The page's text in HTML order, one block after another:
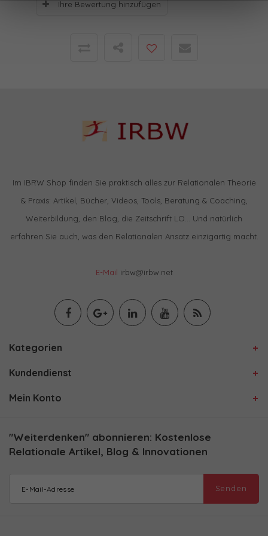
Ihre Bewertung hinzufügen
Im IBRW Shop finden Sie praktisch alles zur Relationalen Theorie
& Praxis: Artikel, Bücher, Videos, Tools, Beratung & Coaching,
Weiterbildung, den Blog, die Zeitschrift LO… Und natürlich
erfahren Sie auch, was den Relationalen Ansatz einzigartig macht.
E-Mail irbw@irbw.net
Kategorien
Kundendienst
Mein Konto
"Weiterdenken" abonnieren: Kostenlose
Relationale Artikel, Blog & Innovationen
Senden